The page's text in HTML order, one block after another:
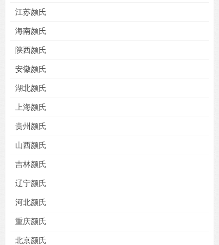
江苏颜氏
海南颜氏
陕西颜氏
安徽颜氏
湖北颜氏
上海颜氏
贵州颜氏
山西颜氏
吉林颜氏
辽宁颜氏
河北颜氏
重庆颜氏
北京颜氏